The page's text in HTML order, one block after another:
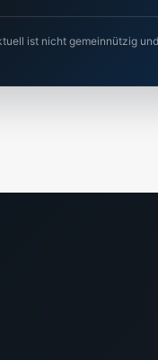
ist nicht gemeinnützig